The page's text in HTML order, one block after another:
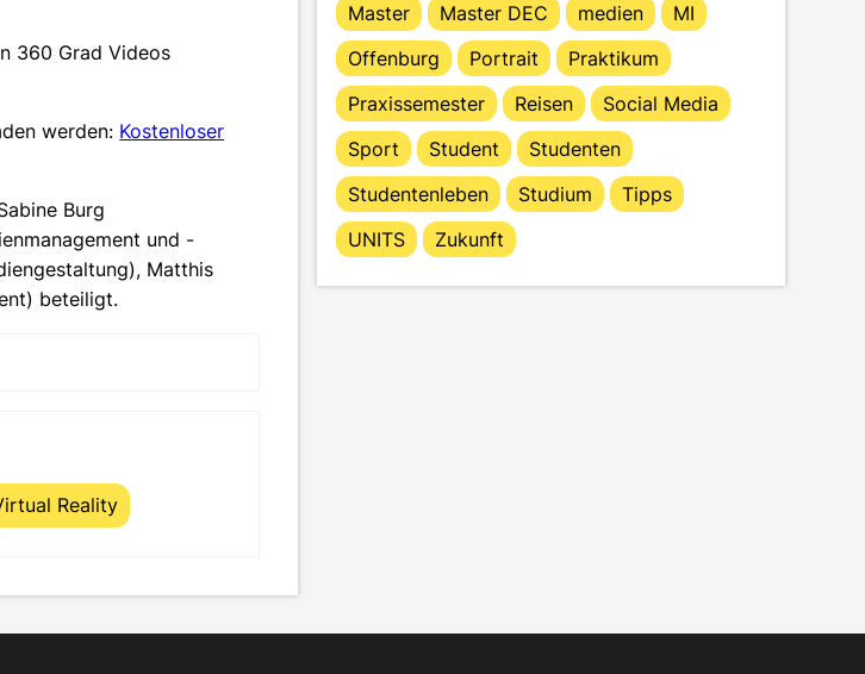
360 Grad Videos
werden: Kostenloser
Burg
und -
Matthis
beteiligt.
Reality
Master
Master DEC medien
MI
Offenburg
Portrait
Praktikum
Praxissemester
Reisen
Social Media
Sport
Student
Studenten
Studentenleben
Studium
Tipps
UNITS
Zukunft